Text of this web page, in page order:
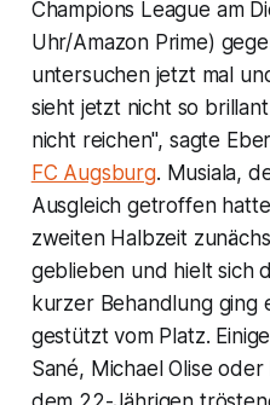
Champions League am
Uhr/Amazon Prime)
untersuchen jetzt mal
sieht jetzt nicht so
nicht reichen", sagte
FC Augsburg. Musiala,
Ausgleich getroffen
zweiten Halbzeit
geblieben und hielt sich
kurzer Behandlung ging
gestützt vom Platz.
Sané, Michael Olise